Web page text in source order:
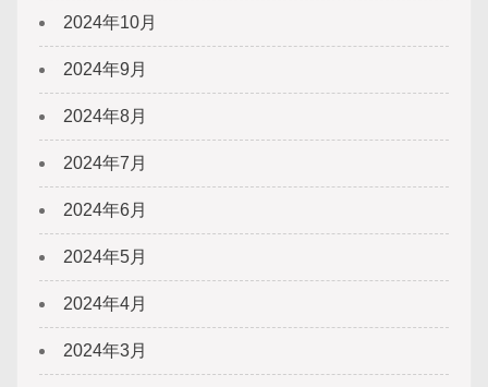
2024年10月
2024年9月
2024年8月
2024年7月
2024年6月
2024年5月
2024年4月
2024年3月